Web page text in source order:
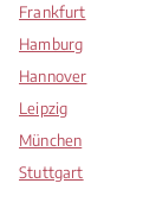
Frankfurt
Hamburg
Hannover
Leipzig
München
Stuttgart